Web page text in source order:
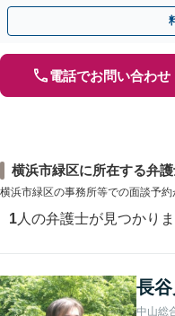
タル・サポート【当日・夜間
電話でお問い合わせ
横浜市緑区に所在する弁
横浜市緑区の事務所等での面談予約
1 人の弁護士が見つかり
長谷
中山総